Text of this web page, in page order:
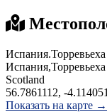
Испания.Торревьеха
Испания,Торревьеха
Scotland
56.7861112, -
Показать на карте →